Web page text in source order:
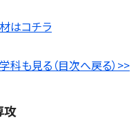
はコチラ
科も見る（目次へ戻る）>>
攻